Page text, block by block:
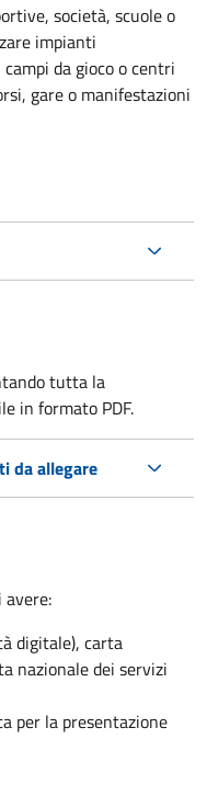
società, scuole o
impianti
da gioco o centri
gare o manifestazioni
tutta la
in formato PDF.
da allegare
avere:
digitale), carta
nazionale dei servizi
per la presentazione